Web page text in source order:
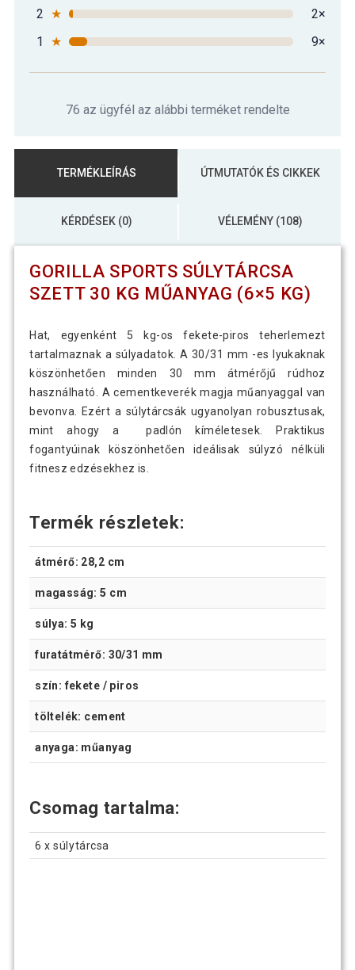
2 ★
2×
1
★ 9×
76 az ügyfél az alábbi terméket rendelte
TERMÉKLEÍRÁS ÚTMUTATÓK ÉS CIKKEK
KÉRDÉSEK (0) VÉLEMÉNY (108)
GORILLA SPORTS SÚLYTÁRCSA
SZETT 30 KG MŰANYAG (6×5 KG)
Hat, egyenként 5 kg-os fekete-piros teherlemezt
tartalmaznak a súlyadatok. A 30/31 mm -es lyukaknak
köszönhetően minden 30 mm átmérőjű rúdhoz
használható. A cementkeverék magja műanyaggal van
bevonva. Ezért a súlytárcsák ugyanolyan robusztusak,
mint ahogy a padlón kíméletesek. Praktikus
fogantyúinak köszönhetően ideálisak súlyzó nélküli
fitnesz edzésekhez is.
Termék részletek:
átmérő: 28,2 cm
magasság: 5 cm
súlya: 5 kg
furatátmérő: 30/31 mm
szín: fekete / piros
töltelék: cement
anyaga: műanyag
Csomag tartalma:
6 x súlytárcsa